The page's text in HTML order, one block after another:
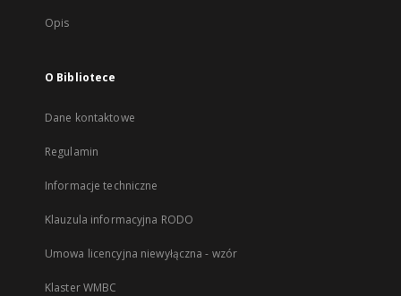
Opis
O Bibliotece
Dane kontaktowe
Regulamin
Informacje techniczne
Klauzula informacyjna RODO
Umowa licencyjna niewyłączna - wzór
Klaster WMBC